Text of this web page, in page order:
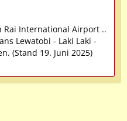
Rai International Airport ..
Lewatobi - Laki Laki -
(Stand 19. Juni 2025)